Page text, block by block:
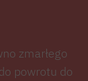
zmarłego
powrotu do